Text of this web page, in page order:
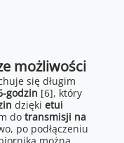
możliwości
się długim
godzin [6], który
dzięki etui
do transmisji na
po podłączeniu